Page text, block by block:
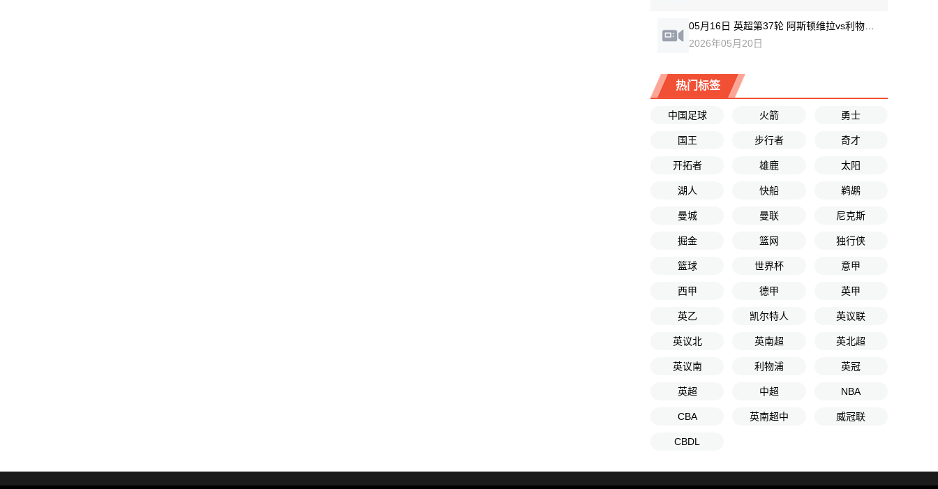
2026年05月20日
热门标签
中国足球 火箭 勇士
国王 步行者 奇才
开拓者 雄鹿 太阳
湖人 快船 鹈鹕
曼城 曼联 尼克斯
掘金 篮网 独行侠
篮球 世界杯 意甲
西甲 德甲 英甲
英乙 凯尔特人 英议联
英议北 英南超 英北超
英议南 利物浦 英冠
英超 中超 NBA
CBA 英南超中 威冠联
CBDL